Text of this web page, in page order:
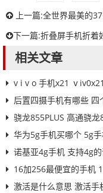
上一篇:全世界最美的
下一篇:折叠屏手机折着
相关文章
v i v o 手机x21
后置四摄手机有哪些 四
骁龙855PLUS 高通骁龙
华为5g手机买哪个 5g
诺基亚4g手机 支持4g
16加256最便宜的手机
激活是什么意思 激活手